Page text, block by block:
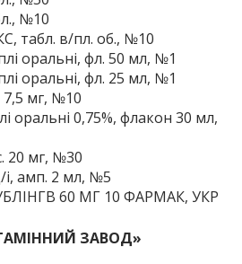
№10
в/пл. об., №10
оральні, фл. 50 мл, №1
оральні, фл. 25 мл, №1
мг, №10
оральні 0,75%, флакон 30 мл,
20 мг, №30
амп. 2 мл, №5
60 МГ 10 ФАРМАК, УКР
ЗАВОД»